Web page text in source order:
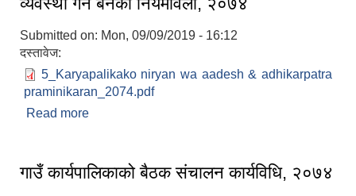
Submitted on: Mon, 09/09/2019 - 16:12
दस्तावेज:
5_Karyapalikako niryan wa aadesh & adhikarpatra
praminikaran_2074.pdf
Read more
गाउँ कार्यपालिकाको बैठक संचालन कार्यविधि, २०७४